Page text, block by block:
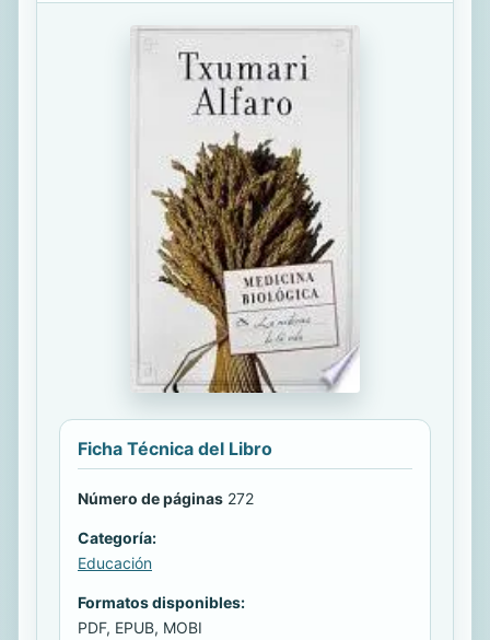
Ficha Técnica del Libro
Número de páginas 272
Categoría:
Educación
Formatos disponibles:
PDF, EPUB, MOBI